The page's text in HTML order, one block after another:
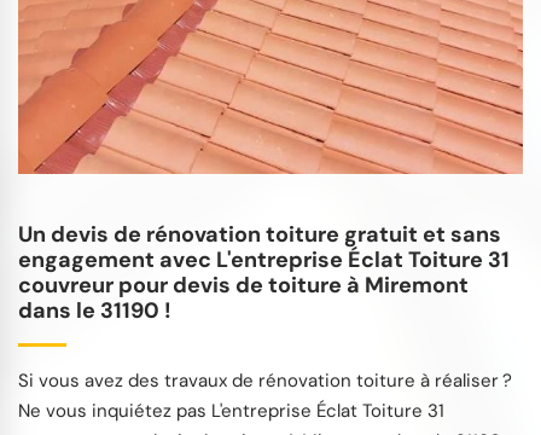
Un devis de rénovation toiture gratuit et sans
engagement avec L'entreprise Éclat Toiture 31
couvreur pour devis de toiture à Miremont
dans le 31190 !
Si vous avez des travaux de rénovation toiture à réaliser ?
Ne vous inquiétez pas L'entreprise Éclat Toiture 31